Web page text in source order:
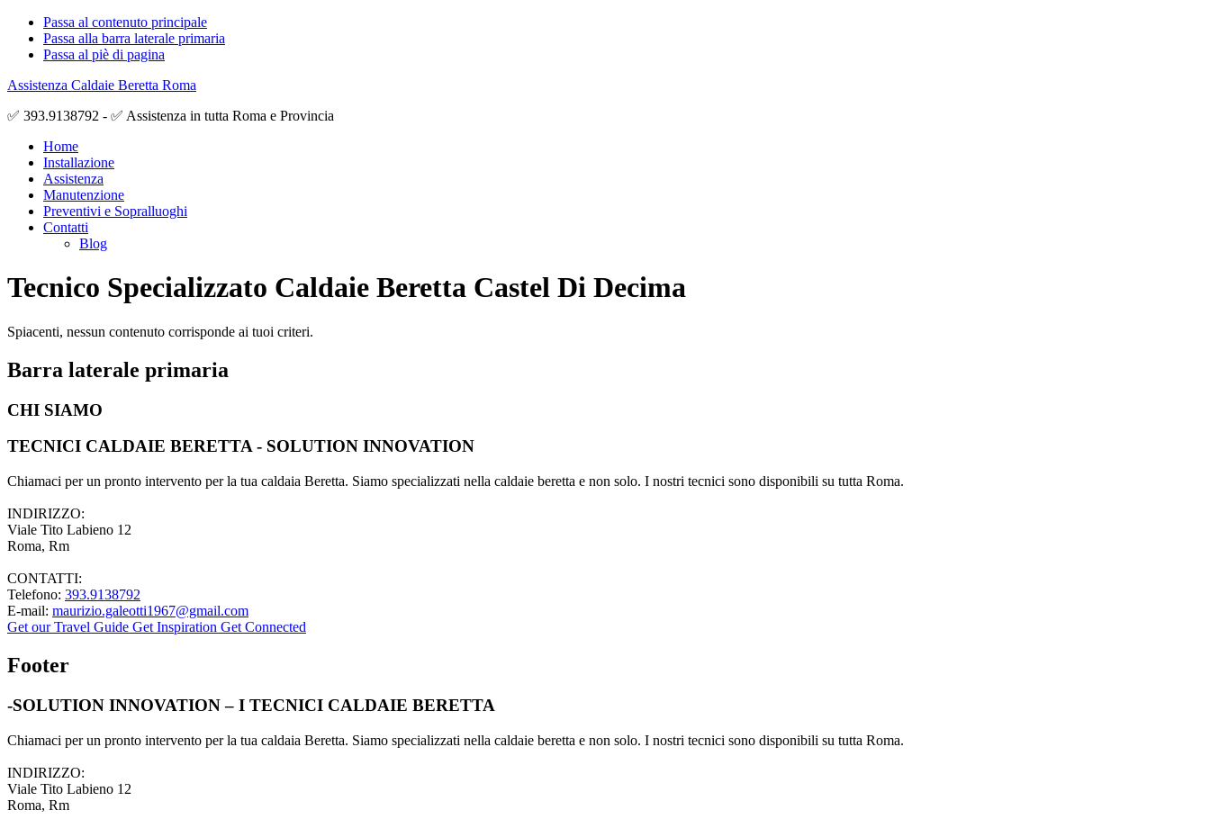
Passa al contenuto principale
Passa alla barra laterale primaria
Passa al piè di pagina
Assistenza Caldaie Beretta Roma
✅ 393.9138792 - ✅ Assistenza in tutta Roma e Provincia
Home
Installazione
Assistenza
Manutenzione
Preventivi e Sopralluoghi
Contatti
Blog
Tecnico Specializzato Caldaie Beretta Castel Di Decima
Spiacenti, nessun contenuto corrisponde ai tuoi criteri.
Barra laterale primaria
CHI SIAMO
TECNICI CALDAIE BERETTA - SOLUTION INNOVATION
Chiamaci per un pronto intervento per la tua caldaia Beretta. Siamo specializzati nella caldaie beretta e non solo. I nostri tecnici sono disponibili su tutta Roma.
INDIRIZZO:
Viale Tito Labieno 12
Roma, Rm
CONTATTI:
Telefono: 393.9138792
E-mail: maurizio.galeotti1967@gmail.com
Get our Travel Guide Get Inspiration Get Connected
Footer
-SOLUTION INNOVATION – I TECNICI CALDAIE BERETTA
Chiamaci per un pronto intervento per la tua caldaia Beretta. Siamo specializzati nella caldaie beretta e non solo. I nostri tecnici sono disponibili su tutta Roma.
INDIRIZZO:
Viale Tito Labieno 12
Roma, Rm